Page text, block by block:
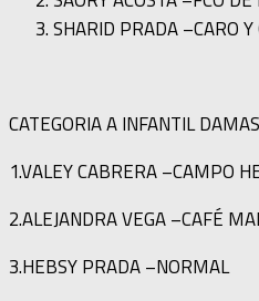
SHARID PRADA –CARO Y
CATEGORIA A INFANTIL
1.VALEY CABRERA –CAMPO
2.ALEJANDRA VEGA –CAFÉ
3.HEBSY PRADA –NORMAL